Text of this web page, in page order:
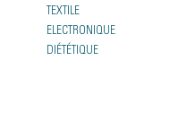
TEXTILE
ELECTRONIQUE
DIÉTÉTIQUE